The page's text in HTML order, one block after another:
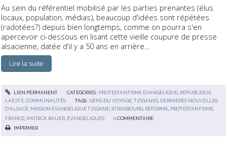
Au sein du référentiel mobilisé par les parties prenantes (élus
locaux, population, médias), beaucoup d'idées sont répétées
(radotées?) depuis bien longtemps, comme on pourra s'en
apercevoir ci-dessous en lisant cette vieille coupure de presse
alsacienne, datée d'il y a 50 ans en arrière...
Lire la suite
LIEN PERMANENT CATÉGORIES : PROTESTANTISME ÉVANGÉLIQUE, RÉPUBLIQUE,
LAÏCITÉ, COMMUNAUTÉS
TAGS :GENS DU VOYAGE,TZIGANES, DERNIÈRES NOUVELLES
D'ALSACE, MISSION EVANGÉLIQUE TZIGANE,STRASBOURG, RÉFORME, PROTESTANTISME,
FRANCE PATRICK BAUER ÉVANGÉLIQUES 0 COMMENTAIRE
IMPRIMER